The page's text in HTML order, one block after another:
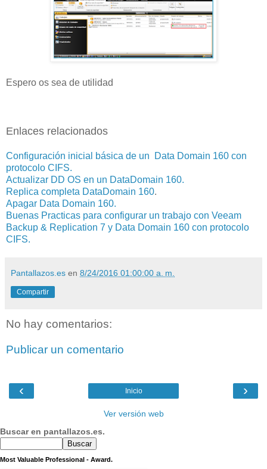
Espero os sea de utilidad
Enlaces relacionados
Configuración inicial básica de un Data Domain 160 con
protocolo CIFS.
Actualizar DD OS en un DataDomain 160.
Replica completa DataDomain 160.
Apagar Data Domain 160.
Buenas Practicas para configurar un trabajo con Veeam
Backup & Replication 7 y Data Domain 160 con protocolo
CIFS.
Pantallazos.es en 8/24/2016 01:00:00 a. m.
Compartir
No hay comentarios:
Publicar un comentario
‹ ›
Inicio
Ver versión web
Buscar en pantallazos.es.
Most Valuable Professional - Award.